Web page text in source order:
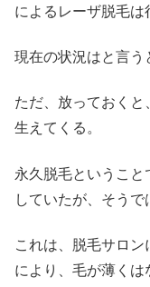
によるレーザ脱毛は
現在の状況はと言う
ただ、放っておく
生えてくる。
永久脱毛というこ
していたが、そうで
これは、脱毛サロ
により、毛が薄く